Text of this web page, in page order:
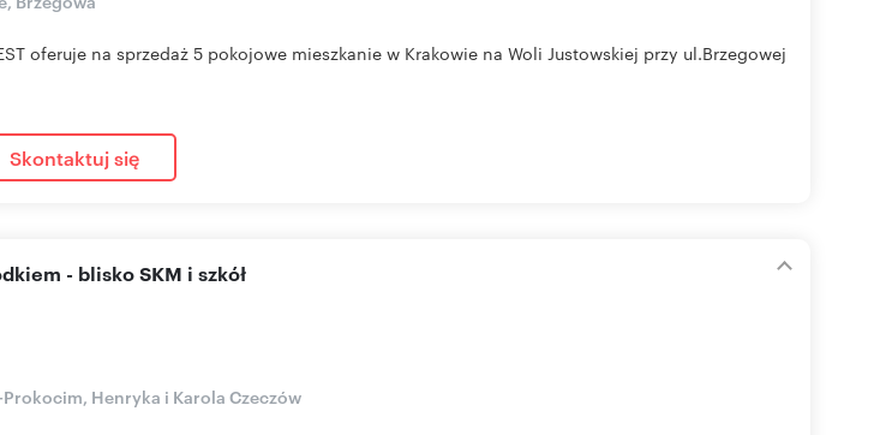
oferuje na sprzedaż 5 pokojowe mieszkanie w Krakowie na Woli Justowskiej przy ul.Brzegowej
Skontaktuj się
- blisko SKM i szkół
Henryka i Karola Czeczów